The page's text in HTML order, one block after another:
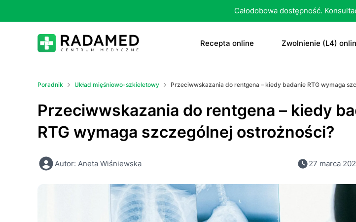
Całodobowa dostępność.
Recepta online
Tabletka „dzień po”
Zwolnienie (L4)
Poradnik Układ mięśniowo-szkieletowy Przeciwwskazania do rentgena – kiedy badanie RTG wymaga
Przeciwwskazania do rentgena – kiedy
RTG wymaga szczególnej ostrożności?
Autor: Aneta Wiśniewska 27 marca